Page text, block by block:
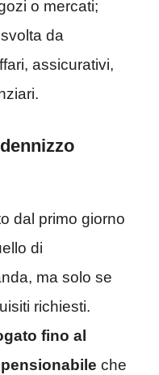
o mercati;
da
assicurativi,
dal primo giorno
di
ma solo se
richiesti.
fino al
che